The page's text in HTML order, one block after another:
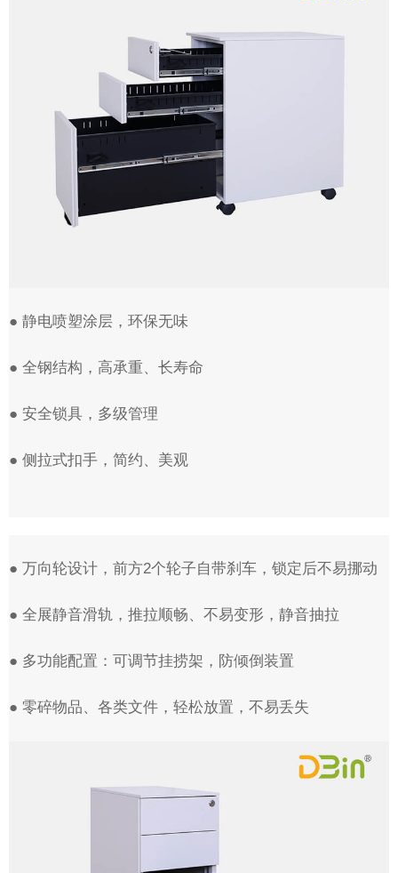
● 静电喷塑涂层，环保无味
● 全钢结构，高承重、长寿命
● 安全锁具，多级管理
● 侧拉式扣手，简约、美观
● 万向轮设计，前方2个轮子自带刹车，锁定后不易挪动
● 全展静音滑轨，推拉顺畅、不易变形，静音抽拉
● 多功能配置：可调节挂捞架，防倾倒装置
● 零碎物品、各类文件，轻松放置，不易丢失